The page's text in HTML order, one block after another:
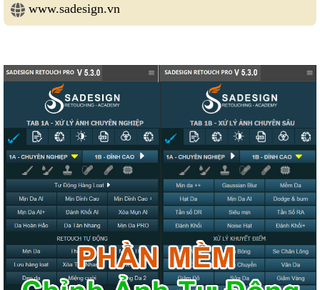
www.sadesign.vn